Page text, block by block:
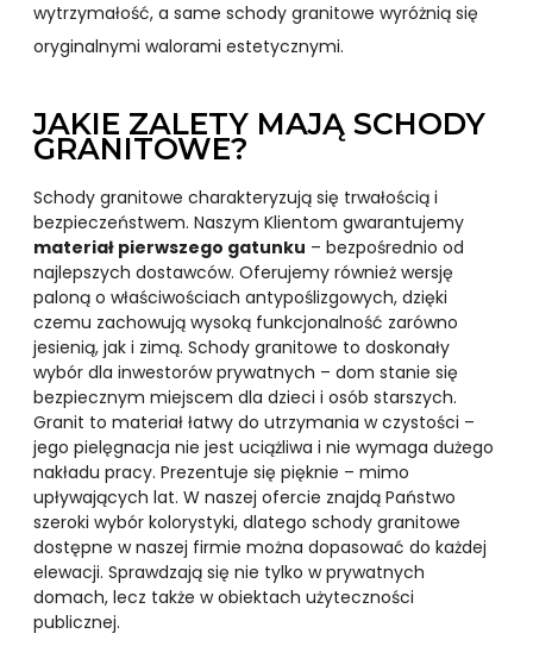
wytrzymałość, a same schody granitowe wyróżnią się
oryginalnymi walorami estetycznymi.
JAKIE ZALETY MAJĄ SCHODY
GRANITOWE?
Schody granitowe charakteryzują się trwałością i
bezpieczeństwem. Naszym Klientom gwarantujemy
materiał pierwszego gatunku – bezpośrednio od
najlepszych dostawców. Oferujemy również wersję
paloną o właściwościach antypoślizgowych, dzięki
czemu zachowują wysoką funkcjonalność zarówno
jesienią, jak i zimą. Schody granitowe to doskonały
wybór dla inwestorów prywatnych – dom stanie się
bezpiecznym miejscem dla dzieci i osób starszych.
Granit to materiał łatwy do utrzymania w czystości –
jego pielęgnacja nie jest uciążliwa i nie wymaga dużego
nakładu pracy. Prezentuje się pięknie – mimo
upływających lat. W naszej ofercie znajdą Państwo
szeroki wybór kolorystyki, dlatego schody granitowe
dostępne w naszej firmie można dopasować do każdej
elewacji. Sprawdzają się nie tylko w prywatnych
domach, lecz także w obiektach użyteczności
publicznej.